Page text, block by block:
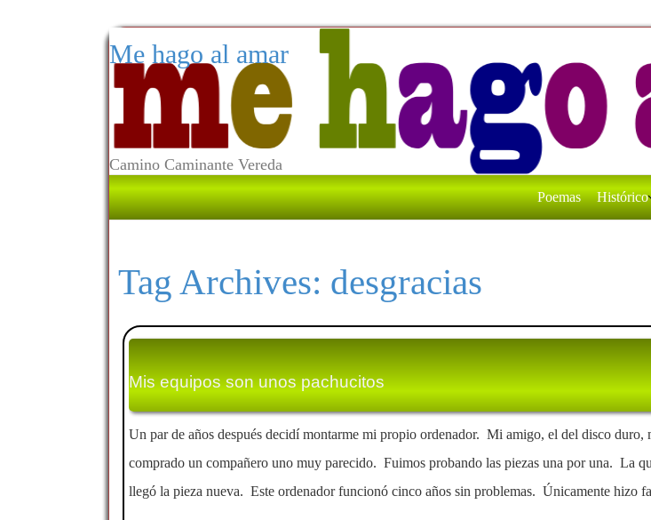
Me hago al amar
Camino Caminante Vereda
Poemas Histórico
Tag Archives: desgracias
Mis equipos son unos pachucitos
Un par de años después decidí montarme mi propio ordenador. Mi amigo, el del disco
comprado un compañero uno muy parecido. Fuimos probando las piezas una por una. La
llegó la pieza nueva. Este ordenador funcionó cinco años sin problemas. Únicamente hizo